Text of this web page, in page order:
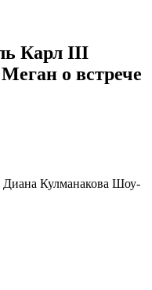
Карл III
о встрече
Диана Кулманакова Шоу-